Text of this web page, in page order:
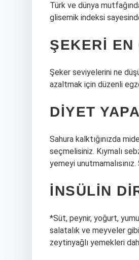
Türk ve dünya
glisemik indeksi
ŞEKERI EN
Şeker seviyelerini ne
azaltmak için düzenli
DIYET
Sahura kalktığınızda
seçmelisiniz. Kıymalı
yemeyi
İNSÜLIN
*Süt, peynir, yoğurt,
salatalık ve meyveler
zeytinyağlı yemekleri